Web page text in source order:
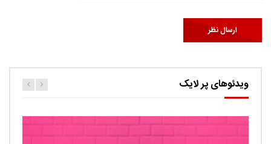
ویدئوهای پر لایک
کارتون اگنس این قسمت ربات ها